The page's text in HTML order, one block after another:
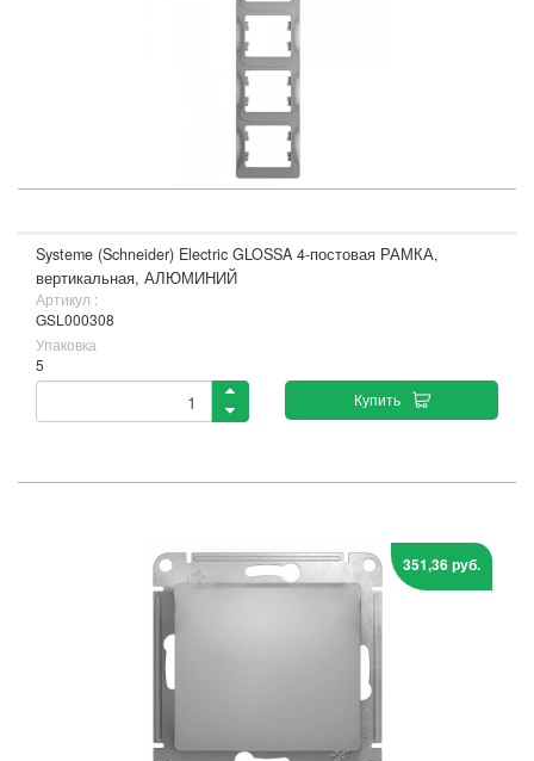
Systeme (Schneider) Electric GLOSSA 4-постовая РАМКА,
вертикальная, АЛЮМИНИЙ
Артикул :
GSL000308
Упаковка
5
Купить
351,36 руб.